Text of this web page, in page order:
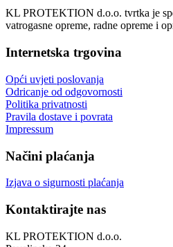
KL PROTEKTION d.o.o. tvrtka je
vatrogasne opreme, radne opreme i
Internetska trgovina
Opći uvjeti poslovanja
Odricanje od odgovornosti
Politika privatnosti
Pravila dostave i povrata
Impressum
Načini plaćanja
Izjava o sigurnosti plaćanja
Kontaktirajte nas
KL PROTEKTION d.o.o.